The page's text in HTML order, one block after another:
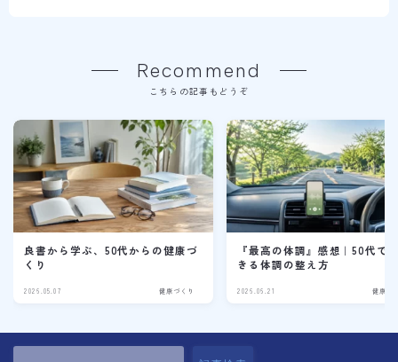
Recommend
こちらの記事もどうぞ
良書から学ぶ、50代からの健康づ
くり
2026.05.07 健康づくり
『最高の体調』感想｜50代で
きる体調の整え方
2026.06.21 健康づ